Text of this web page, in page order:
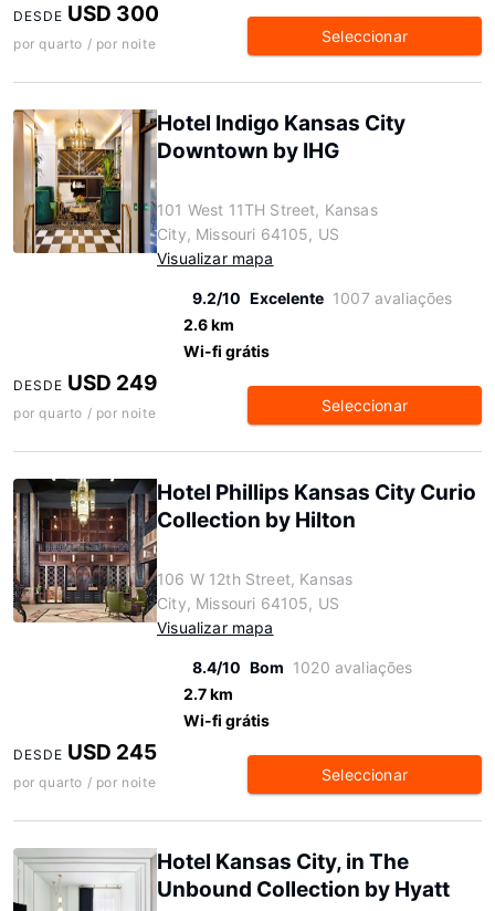
DESDE USD 300
por quarto / por noite Seleccionar
Hotel Indigo Kansas City
Downtown by IHG
101 West 11TH Street, Kansas
City, Missouri 64105, US
Visualizar mapa
9.2/10 Excelente 1007 avaliações
2.6 km
Wi-fi grátis
DESDE USD 249
por quarto / por noite Seleccionar
Hotel Phillips Kansas City Curio
Collection by Hilton
106 W 12th Street, Kansas
City, Missouri 64105, US
Visualizar mapa
8.4/10 Bom 1020 avaliações
2.7 km
Wi-fi grátis
DESDE USD 245
por quarto / por noite Seleccionar
Hotel Kansas City, in The
Unbound Collection by Hyatt